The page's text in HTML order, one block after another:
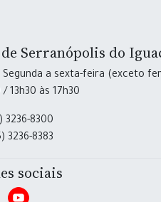
Serranópolis do
Segunda a sexta-feira (exceto
13h30 às 17h30
3236-8300
3236-8383
sociais